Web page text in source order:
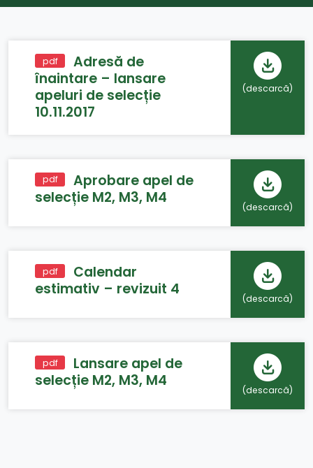
pdf
Adresă de
înaintare – lansare
apeluri de selecție
10.11.2017
(descarcă)
pdf
Aprobare apel de
selecție M2, M3, M4
(descarcă)
pdf
Calendar
estimativ – revizuit 4
(descarcă)
pdf
Lansare apel de
selecție M2, M3, M4
(descarcă)